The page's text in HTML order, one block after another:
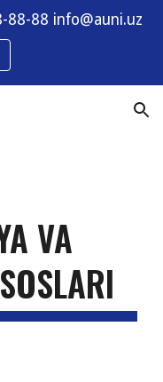
88-88 info@auni.uz
VA
SOSLARI